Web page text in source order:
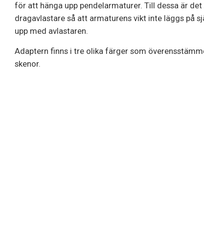
för att hänga upp pendelarmaturer. Till dessa är
dragavlastare så att armaturens vikt inte läggs på
upp med avlastaren.
Adaptern finns i tre olika färger som
skenor.